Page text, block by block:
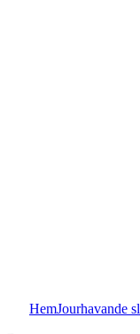
HemJourhavande